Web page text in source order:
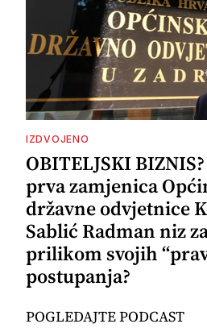
IZDVOJENO
OBITELJSKI
prva zamjenica
državne odvjetnice
Sablić Radman niz
prilikom svojih
postupanja?
POGLEDAJTE PODCAST